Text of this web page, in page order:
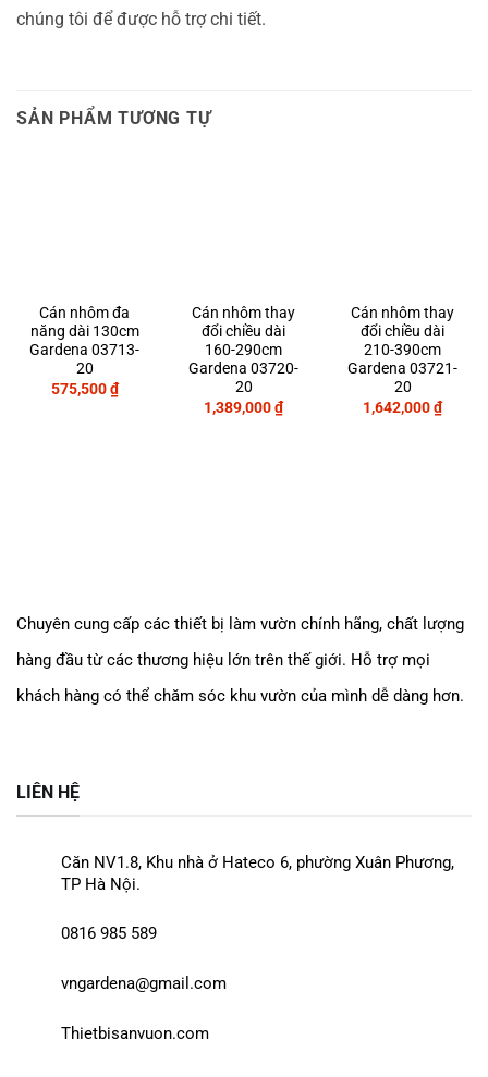
chúng tôi để được hỗ trợ chi tiết.
SẢN PHẨM TƯƠNG TỰ
Cán nhôm đa
năng dài 130cm
Gardena 03713-
20
575,500₫
Cán nhôm thay
đổi chiều dài
160-290cm
Gardena 03720-
20
1,389,000₫
Cán nhôm thay
đổi chiều dài
210-390cm
Gardena 03721-
20
1,642,000₫
Chuyên cung cấp các thiết bị làm vườn chính hãng, chất lượng
hàng đầu từ các thương hiệu lớn trên thế giới. Hỗ trợ mọi
khách hàng có thể chăm sóc khu vườn của mình dễ dàng hơn.
LIÊN HỆ
Căn NV1.8, Khu nhà ở Hateco 6, phường Xuân Phương,
TP Hà Nội.
0816 985 589
vngardena@gmail.com
Thietbisanvuon.com